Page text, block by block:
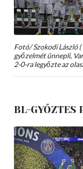
Fotó/ Szokodi László
győzelmét ünnepli,
2-0-ra legyőzte az
BL-GYŐZTES